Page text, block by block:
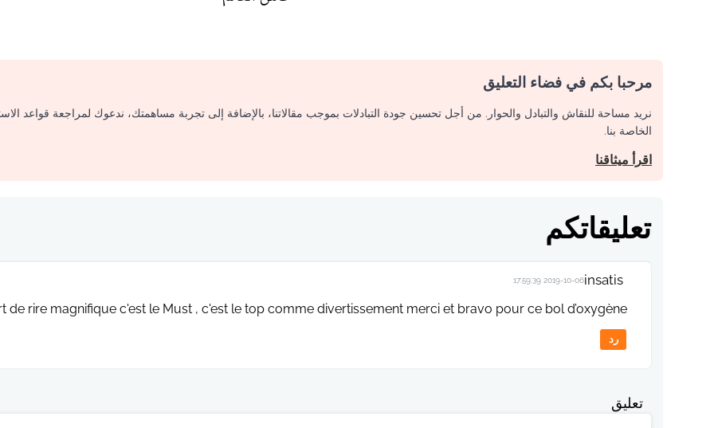
مرحبا بكم في فضاء التعليق
نريد مساحة للنقاش والتبادل والحوار. من أجل تحسين جودة التبادلات بموجب مقالاتنا، بالإضافة إلى تجربة مساهمتك، ندعوك لمراجعة قواعد
الخاصة بنا.
اقرأ ميثاقنا
تعليقاتكم
insatis
2019-10-06 17:59:39
de rire magnifique c'est le Must , c'est le top comme divertissement merci et bravo pour ce bol d’oxygène
رد
تعليق